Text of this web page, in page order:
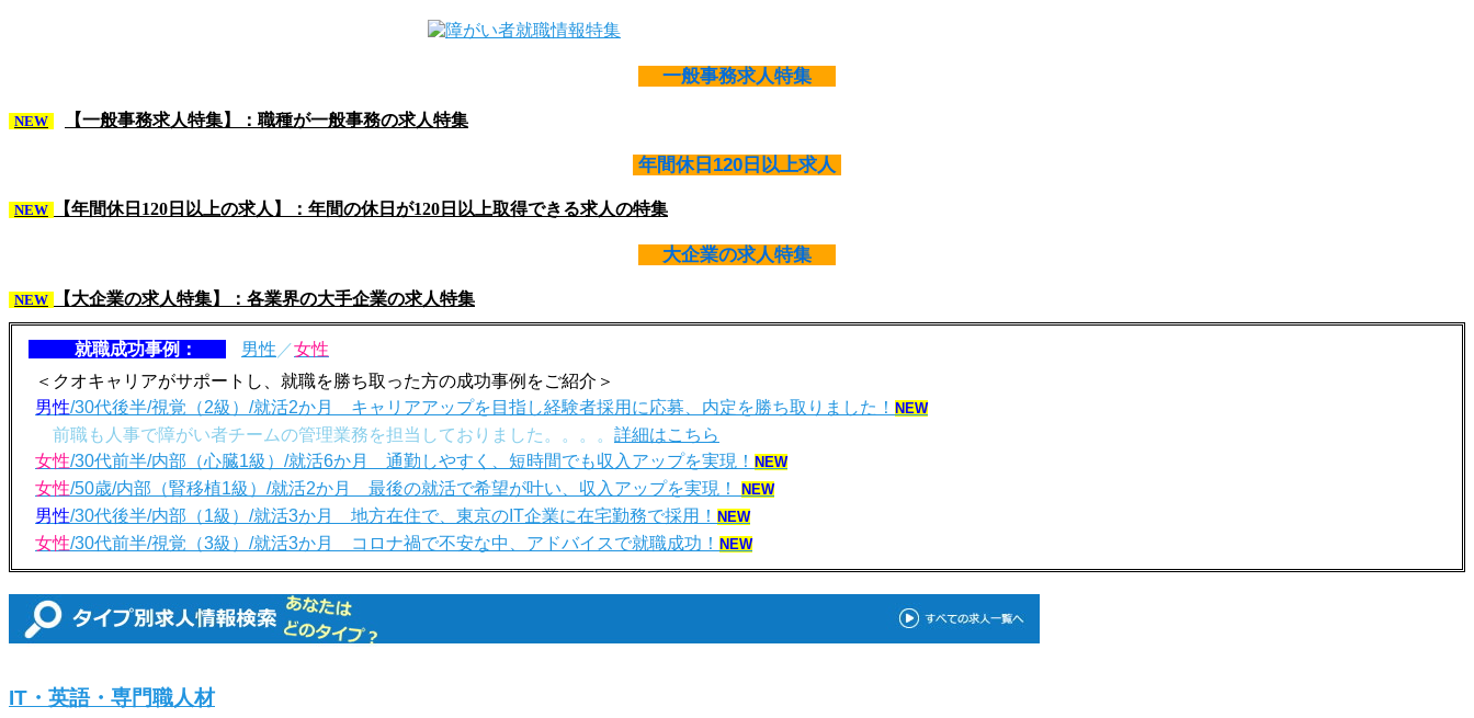
一般事務求人特集
NEW 【一般事務求人特集】：職種が一般事務の求人特集
年間休日120日以上求人
NEW 【年間休日120日以上の求人】：年間の休日が120日以上取得できる求人の特集
大企業の求人特集
NEW 【大企業の求人特集】：各業界の大手企業の求人特集
就職成功事例： 男性 ／女性
＜クオキャリアがサポートし、就職を勝ち取った方の成功事例をご紹介＞
男性/30代後半/視覚（2級）/就活2か月 キャリアアップを目指し経験者採用に応募、内定を勝ち取りました！ NEW
前職も人事で障がい者チームの管理業務を担当しておりました。。。。 詳細はこちら
女性/30代前半/内部（心臓1級）/就活6か月 通勤しやすく、短時間でも収入アップを実現！ NEW
女性/50歳/内部（腎移植1級）/就活2か月 最後の就活で希望が叶い、収入アップを実現！ NEW
男性/30代後半/内部（1級）/就活3か月 地方在住で、東京のIT企業に在宅勤務で採用！ NEW
女性/30代前半/視覚（3級）/就活3か月 コロナ禍で不安な中、アドバイスで就職成功！ NEW
IT・英語・専門職人材